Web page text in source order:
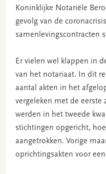
Koninklijke Notariële
gevolg van de
samenlevingscontracten
Er vielen wel klappen in
van het notariaat. In dit
aantal akten in het
vergeleken met de eerste
werden in het tweede
stichtingen opgericht,
aangetrokken. Vorige
oprichtingsakten voor